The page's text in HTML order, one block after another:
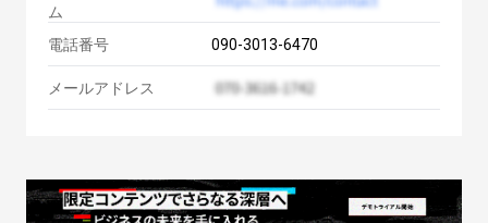
ム
電話番号
090-3013-6470
メールアドレス